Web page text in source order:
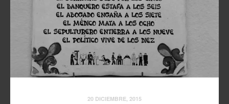
20 DICIEMBRE, 2015